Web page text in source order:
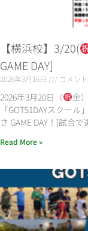
【横浜校】3/20(
GAME DAY]
2026年3月16日 コメン
2026年3月20日（
金
「GOTS1DAYスクー
さ GAME DAY！]試合
Read More »